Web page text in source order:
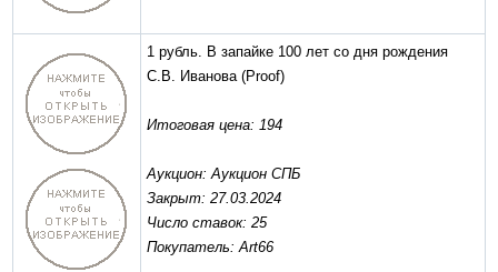
1 рубль. В запайке 100 лет со дня рождения
С.В. Иванова(Proof)
Итоговая цена: 194
Аукцион: Аукцион СПБ
Закрыт: 27.03.2024
Число ставок: 25
Покупатель: Art66